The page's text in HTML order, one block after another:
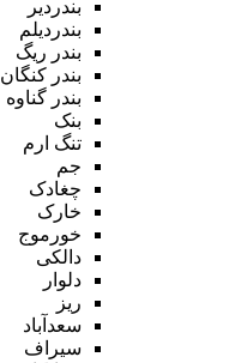
بندردیر
بندردیلم
بندر ریگ
بندر کنگان
بندر گناوه
بنک
تنگ ارم
جم
چغادک
خارک
خورموج
دالکی
دلوار
ریز
سعدآباد
سیراف